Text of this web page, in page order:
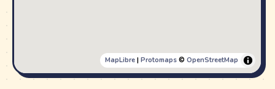
MapLibre| Protomaps© OpenStreetMap